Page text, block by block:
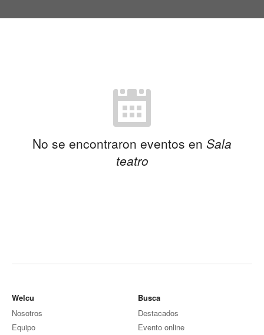
No se encontraron eventos en Sala
teatro
Welcu
Nosotros
Equipo
Busca
Destacados
Evento online